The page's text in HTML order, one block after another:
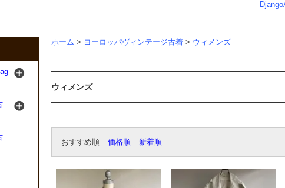
ホーム > ヨーロッパヴィンテージ古着 > ウィメンズ
ウィメンズ
おすすめ順 価格順 新着順